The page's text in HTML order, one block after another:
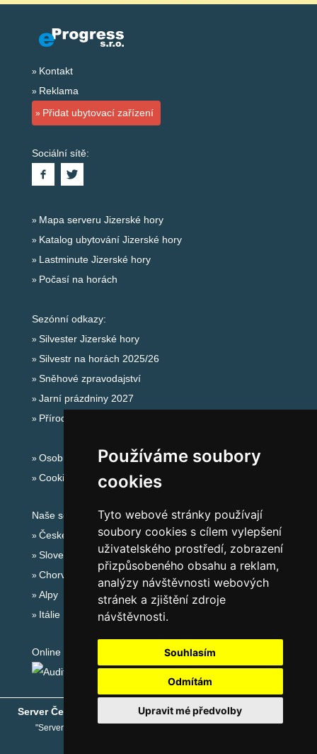
Používáme soubory
cookies
Tyto webové stránky používají
soubory cookies s cílem vylepšení
uživatelského prostředí, zobrazení
přizpůsobeného obsahu a reklam,
analýzy návštěvnosti webových
stránek a zjištění zdroje
návštěvnosti.
Souhlasím
Odmítám
Upravit mé předvolby
Kontakt
Reklama
Přidat ubytovací zařízení
Sociální sítě:
Mapa serveru Jizerské hory
Katalog ubytování Jizerské hory
Lastminute Jizerské hory
Počasí na horách
Sezónní odkazy:
Silvester Jizerské hory
Silvestr na horách 2025/26
Sněhové zpravodajství
Jarní prázdniny 2027
Přírodní koupaliště
Osobní údaje
Cookies
Naše servery:
České hory
Slovenské hory
Chorvatsko
Alpy
Itálie
Online audit:
Server České hory ® - Copyright © 1999-2026eProgress s.r.o.
"Server České hory" je registrovaná obchodní známka společnosti